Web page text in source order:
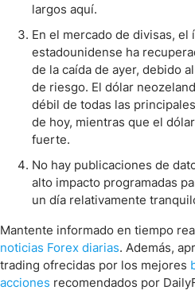
largos aquí.
En el mercado de divisas, el
estadounidense ha
de la caída de ayer, debido
de riesgo. El dólar
débil de todas las
de hoy, mientras que el
fuerte.
No hay publicaciones de
alto impacto programadas
un día relativamente
Mantente informado en tiempo
noticias Forex diarias. Además,
trading ofrecidas por los mejores
acciones recomendados por